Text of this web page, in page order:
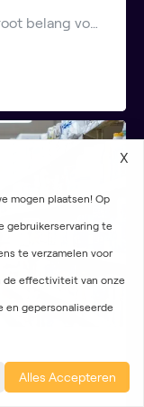
mogen plaatsen! Op
gebruikerservaring te
te verzamelen voor
de effectiviteit van onze
en gepersonaliseerde
Alles Accepteren
X